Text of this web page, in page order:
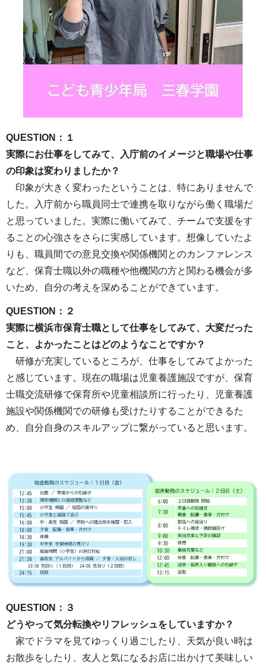
QUESTION：１
実際にお仕事をしてみて、入庁前のイメージと職場や仕事
の印象は変わりましたか？
印象が大きく変わったということは、特にありませんで
した。入庁前から職員同士で連携を取りながら働く職場だ
と思っていました。実際に働いてみて、チームで支援をす
ることの心強さをさらに実感しています。想像していたよ
りも、職員間での意見交換や関係機関とのカンファレンス
など、保育士職以外の職種や他機関の方と関わる機会が多
いため、自分の考えを深めることができています。
QUESTION：２
実際に横浜市保育士職として仕事をしてみて、大変だった
こと、よかったことはどのようなことですか？
研修が充実しているところが、仕事をしてみてよかった
と感じています。現在の職場は児童養護施設ですが、保育
士職交流研修で保育所や児童相談所に行ったり、児童養護
施設や関係機関での研修も受けたりすることができるた
め、自分自身のスキルアップに繋がっていると思います。
QUESTION：３
どうやって気分転換やリフレッシュをしていますか？
家でドラマを見てゆっくり過ごしたり、天気が良い時は
お散歩をしたり、友人と気になるお店に出かけて美味しい